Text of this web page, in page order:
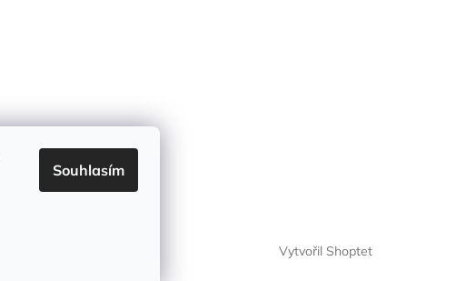
Souhlasím
Vytvořil Shoptet